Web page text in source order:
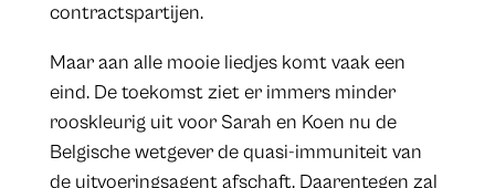
contractspartijen.
Maar aan alle mooie liedjes komt vaak een
eind. De toekomst ziet er immers minder
rooskleurig uit voor Sarah en Koen nu de
Belgische wetgever de quasi-immuniteit van
de uitvoeringsagent afschaft. Daarentegen zal